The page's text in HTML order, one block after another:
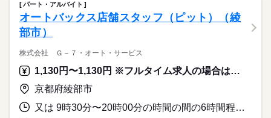
パート・アルバイト
オートバックス店舗スタッフ（ピット）（綾
部市）
株式会社 Ｇ－７・オート・サービス
1,130円〜1,130円 ※フルタイム求人の場合は月額（換算額）、パート求人の場合は時間額を表示しています。
京都府綾部市
又は 9時30分〜20時00分の時間の間の6時間程度 就業時間に関する特記事項 シフト制